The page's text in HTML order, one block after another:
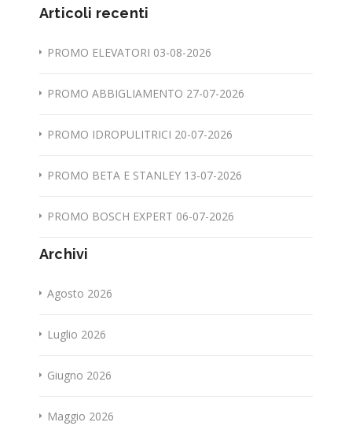
Articoli recenti
PROMO ELEVATORI 03-08-2026
PROMO ABBIGLIAMENTO 27-07-2026
PROMO IDROPULITRICI 20-07-2026
PROMO BETA E STANLEY 13-07-2026
PROMO BOSCH EXPERT 06-07-2026
Archivi
Agosto 2026
Luglio 2026
Giugno 2026
Maggio 2026